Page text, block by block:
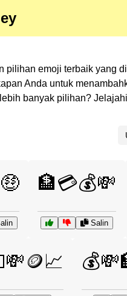
pilihan emoji terbaik yang
Anda untuk
banyak pilihan?
🏦💳💰💸
Salin